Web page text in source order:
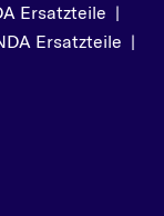
SUNNY
Ersatzteile |
Ersatzteile |